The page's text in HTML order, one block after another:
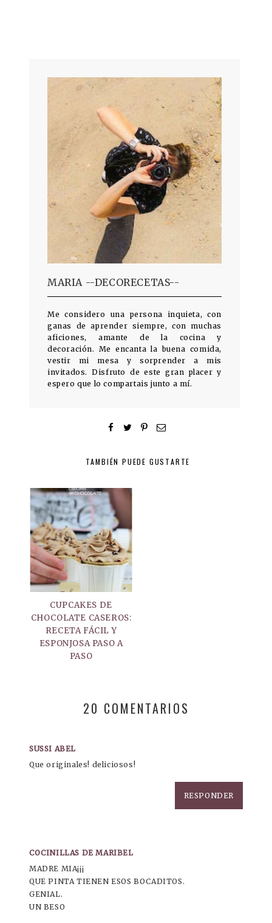
MARIA --DECORECETAS--
Me considero una persona inquieta, con
ganas de aprender siempre, con muchas
aficiones, amante de la cocina y
decoración. Me encanta la buena comida,
vestir mi mesa y sorprender a mis
invitados. Disfruto de este gran placer y
espero que lo compartais junto a mí.
TAMBIÉN PUEDE GUSTARTE
CUPCAKES DE
CHOCOLATE CASEROS:
RECETA FÁCIL Y
ESPONJOSA PASO A
PASO
20 COMENTARIOS
SUSSI ABEL
Que originales! deliciosos!
RESPONDER
COCINILLAS DE MARIBEL
MADRE MIA¡¡¡
QUE PINTA TIENEN ESOS BOCADITOS.
GENIAL.
UN BESO